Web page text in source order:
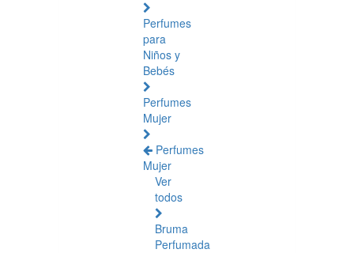
Perfumes
para
Niños y
Bebés
Perfumes
Mujer
Perfumes
Mujer
Ver
todos
Bruma
Perfumada